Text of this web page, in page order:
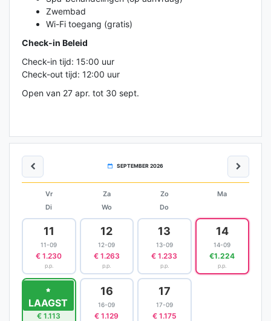
Zwembad
Wi-Fi toegang (gratis)
Check-in Beleid
Check-in tijd: 15:00 uur
Check-out tijd: 12:00 uur
Open van 27 apr. tot 30 sept.
SEPTEMBER 2026
Vr Za Zo
Ma
Di
Wo Do
11
11-09
€ 1.230
p.p.
12
12-09
€ 1.263
p.p.
13
13-09
€ 1.233
p.p.
14
14-09
€1.224
p.p.
LAAGST
15
15-09
€ 1.113
16
16-09
€ 1.129
17
17-09
€ 1.175